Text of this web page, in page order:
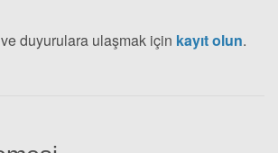
duyurulara ulaşmak için kayıt olun.